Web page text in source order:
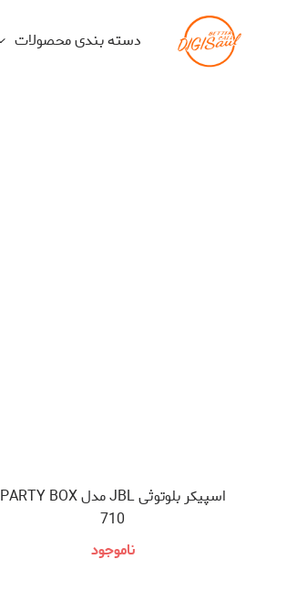
دسته بندی محصولات
اسپیکر بلوتوثی JBL مدل PARTY BOX
710
ناموجود